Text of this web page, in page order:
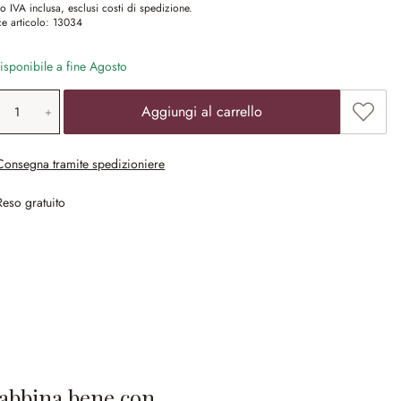
IVA inclusa, esclusi costi di spedizione.
articolo: 13034
a fine Agosto
prodotto: inserisci il valore
Aggiungi al carrello
tramite spedizioniere
gratuito